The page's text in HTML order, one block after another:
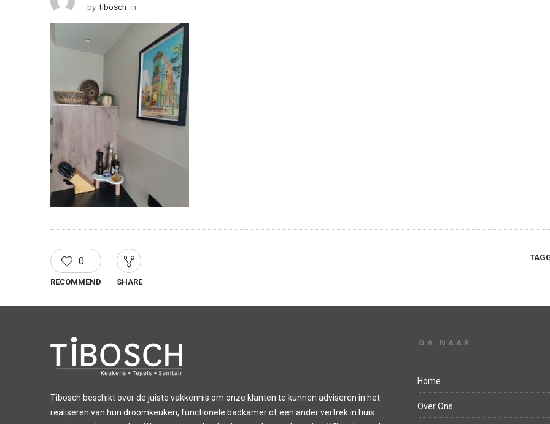
by tibosch in
0
RECOMMEND SHARE
Tibosch beschikt over de juiste vakkennis om onze klanten te kunnen adviseren in het
realiseren van hun droomkeuken, functionele badkamer of een ander vertrek in huis
GA NAAR
Home
Over Ons